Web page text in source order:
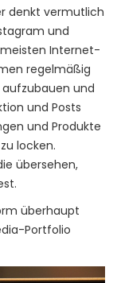
denkt vermutlich
und
meisten Internet-
regelmäßig
und
und Posts
und Produkte
locken.
übersehen,
überhaupt
Portfolio